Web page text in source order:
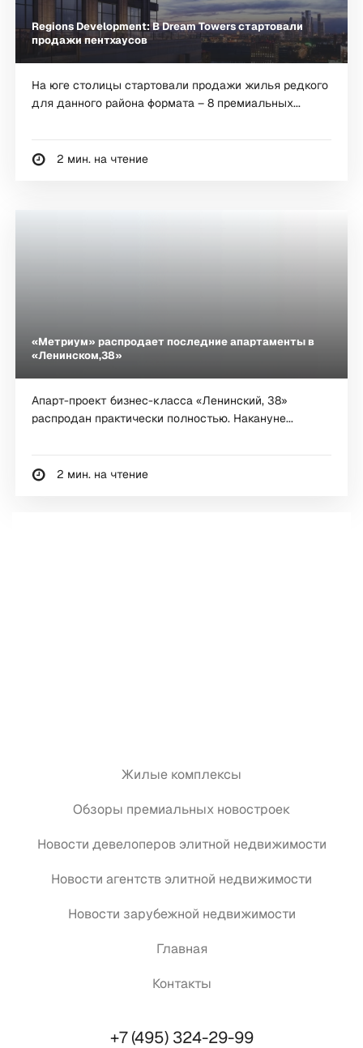
Regions Development: В Dream Towers стартовали
продажи пентхаусов
На юге столицы стартовали продажи жилья редкого
для данного района формата – 8 премиальных...
2 мин. на чтение
«Метриум» распродает последние апартаменты в
«Ленинском,38»
Апарт-проект бизнес-класса «Ленинский, 38»
распродан практически полностью. Накануне...
2 мин. на чтение
Жилые комплексы
Обзоры премиальных новостроек
Новости девелоперов элитной недвижимости
Новости агентств элитной недвижимости
Новости зарубежной недвижимости
Главная
Контакты
+7 (495) 324-29-99